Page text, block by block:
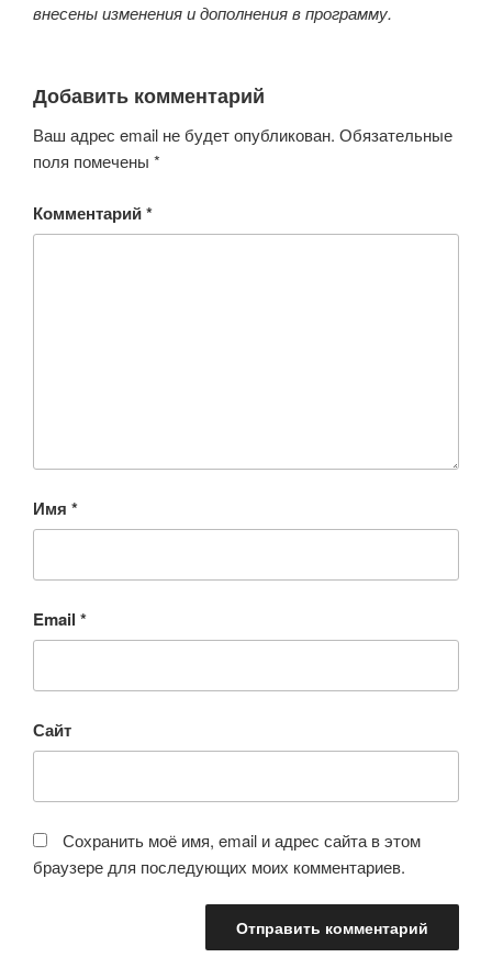
внесены изменения и дополнения в программу.
Добавить комментарий
Ваш адрес email не будет опубликован. Обязательные
поля помечены *
Комментарий*
Имя *
Email *
Сайт
Сохранить моё имя, email и адрес сайта в этом
браузере для последующих моих комментариев.